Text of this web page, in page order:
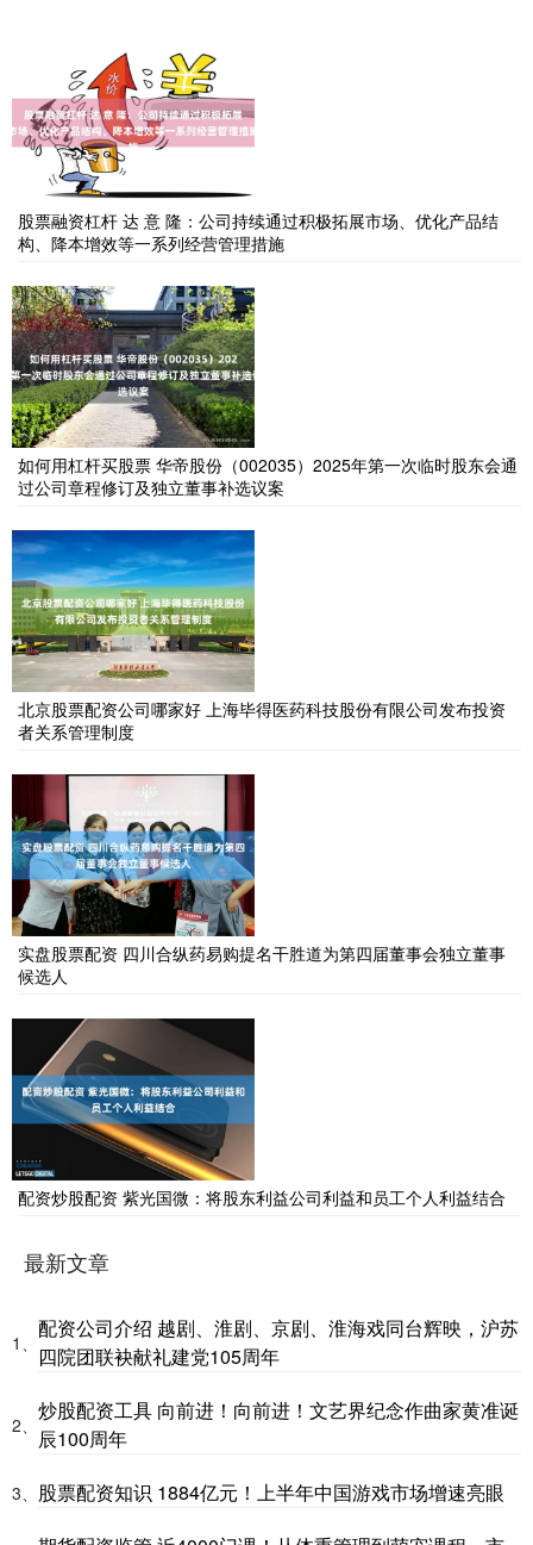
股票融资杠杆 达 意 隆：公司持续通过积极拓展市场、优化产品结
构、降本增效等一系列经营管理措施
如何用杠杆买股票 华帝股份（002035）2025年第一次临时股东会通
过公司章程修订及独立董事补选议案
北京股票配资公司哪家好 上海毕得医药科技股份有限公司发布投资
者关系管理制度
实盘股票配资 四川合纵药易购提名干胜道为第四届董事会独立董事
候选人
配资炒股配资 紫光国微：将股东利益公司利益和员工个人利益结合
最新文章
1、
配资公司介绍 越剧、淮剧、京剧、淮海戏同台辉映，沪苏
四院团联袂献礼建党105周年
2、
炒股配资工具 向前进！向前进！文艺界纪念作曲家黄准诞
辰100周年
3、 股票配资知识 1884亿元！上半年中国游戏市场增速亮眼